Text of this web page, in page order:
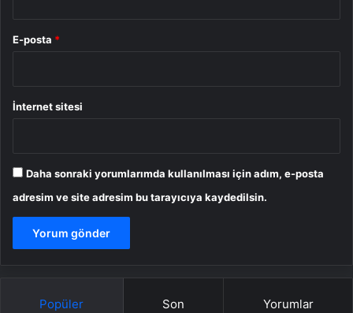
E-posta *
İnternet sitesi
Daha sonraki yorumlarımda kullanılması için adım, e-posta
adresim ve site adresim bu tarayıcıya kaydedilsin.
Popüler Son Yorumlar